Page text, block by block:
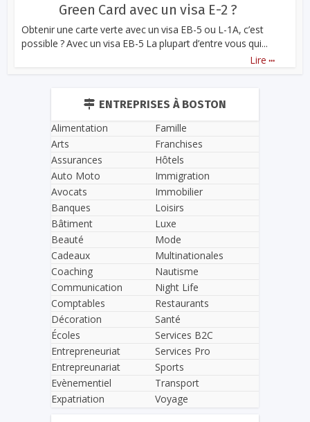
Green Card avec un visa E-2 ?
Obtenir une carte verte avec un visa EB-5 ou L-1A, c’est
possible ? Avec un visa EB-5 La plupart d’entre vous qui...
Lire ...
ENTREPRISES À BOSTON
Alimentation
Arts
Assurances
Auto Moto
Avocats
Banques
Bâtiment
Beauté
Cadeaux
Coaching
Communication
Comptables
Décoration
Écoles
Entrepreneuriat
Entrepreunariat
Evènementiel
Expatriation
Famille
Franchises
Hôtels
Immigration
Immobilier
Loisirs
Luxe
Mode
Multinationales
Nautisme
Night Life
Restaurants
Santé
Services B2C
Services Pro
Sports
Transport
Voyage